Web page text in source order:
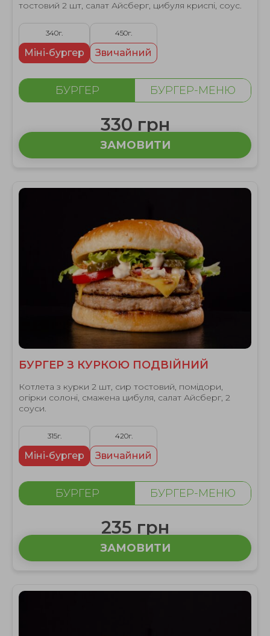
тостовий 2 шт, салат Айсберг, цибуля криспі, соус.
340г.
Міні-бургер
450г.
Звичайний
БУРГЕР БУРГЕР-МЕНЮ
330 грн
ЗАМОВИТИ
БУРГЕР З КУРКОЮ ПОДВІЙНИЙ
Котлета з курки 2 шт, сир тостовий, помiдори,
огiрки солонi, смажена цибуля, салат Айсберг, 2
соуси.
315г.
Міні-бургер
420г.
Звичайний
БУРГЕР БУРГЕР-МЕНЮ
235 грн
ЗАМОВИТИ